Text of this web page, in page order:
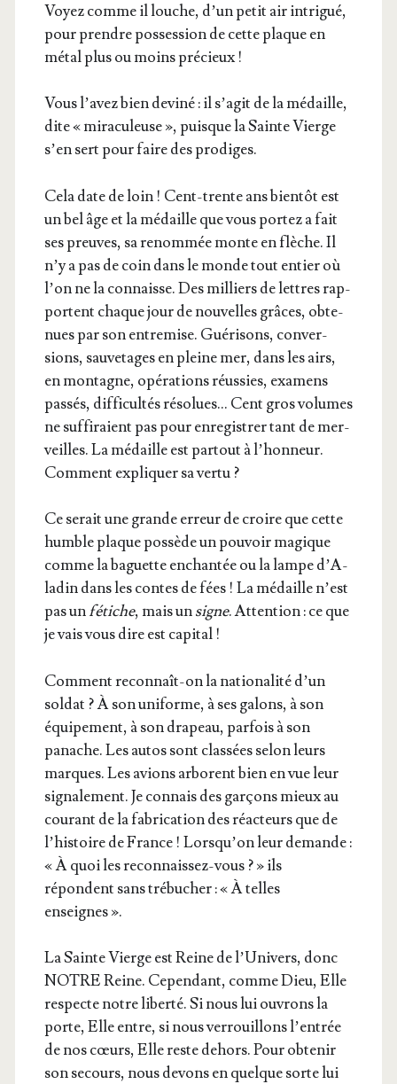
Voyez comme il louche, d’un petit air intri­gué,
pour prendre pos­ses­sion de cette plaque en
métal plus ou moins précieux !
Vous l’a­vez bien devi­né : il s’a­git de la médaille,
dite « mira­cu­leuse », puisque la Sainte Vierge
s’en sert pour faire des prodiges.
Cela date de loin ! Cent-trente ans bien­tôt est
un bel âge et la médaille que vous por­tez a fait
ses preuves, sa renom­mée monte en flèche. Il
n’y a pas de coin dans le monde tout entier où
l’on ne la connaisse. Des mil­liers de lettres rap­
portent chaque jour de nou­velles grâces, obte­
nues par son entre­mise. Gué­ri­sons, conver­
sions, sau­ve­tages en pleine mer, dans les airs,
en mon­tagne, opé­ra­tions réus­sies, exa­mens
pas­sés, dif­fi­cul­tés réso­lues… Cent gros volumes
ne suf­fi­raient pas pour enre­gis­trer tant de mer­
veilles. La médaille est par­tout à l’hon­neur.
Com­ment expli­quer sa vertu ?
Ce serait une grande erreur de croire que cette
humble plaque pos­sède un pou­voir magique
comme la baguette enchan­tée ou la lampe d’A­
la­din dans les contes de fées ! La médaille n’est
pas unfétiche, mais unsigne. Atten­tion : ce que
je vais vous dire est capital !
Com­ment recon­naît-on la natio­na­li­té d’un
sol­dat ? À son uni­forme, à ses galons, à son
équi­pe­ment, à son dra­peau, par­fois à son
panache. Les autos sont clas­sées selon leurs
marques. Les avions arborent bien en vue leur
signa­le­ment. Je connais des gar­çons mieux au
cou­rant de la fabri­ca­tion des réac­teurs que de
l’his­toire de France ! Lors­qu’on leur demande :
« À quoi les recon­nais­sez-vous ? » ils
répondent sans tré­bu­cher : « À telles
enseignes ».
La Sainte Vierge est Reine de l’U­ni­vers, donc
NOTRE Reine. Cepen­dant, comme Dieu, Elle
res­pecte notre liber­té. Si nous lui ouvrons la
porte, Elle entre, si nous ver­rouillons l’en­trée
de nos cœurs, Elle reste dehors. Pour obte­nir
son secours, nous devons en quelque sorte lui